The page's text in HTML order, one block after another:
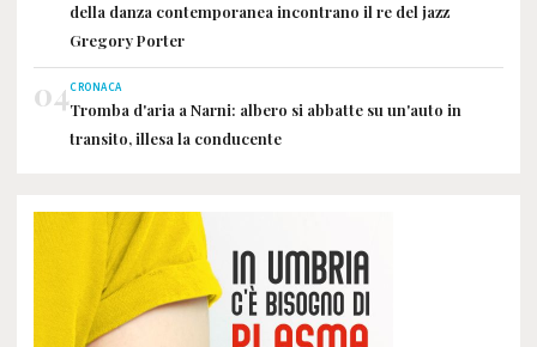
della danza contemporanea incontrano il re del jazz
Gregory Porter
04CRONACA
Tromba d'aria a Narni: albero si abbatte su un'auto in
transito, illesa la conducente